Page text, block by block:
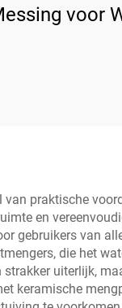
voor
praktische
en
gebruikers van
die het
uiterlijk,
keramische